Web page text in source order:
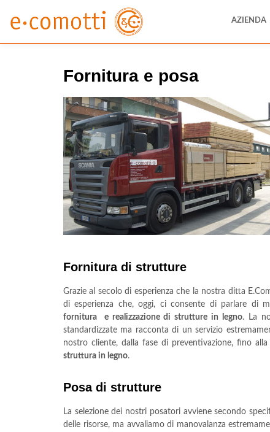
AZIENDA
Fornitura e posa
Fornitura di strutture
Grazie al secolo di esperienza che la nostra ditta
di esperienza che, oggi, ci consente di parlare di
fornitura e realizzazione di strutture in legno. La
standardizzate ma racconta di un servizio
nostro cliente, dalla fase di preventivazione, fino
struttura in legno.
Posa di strutture
La selezione dei nostri posatori avviene secondo
delle risorse, ma avvaliamo di manovalanza